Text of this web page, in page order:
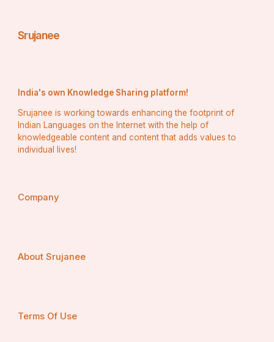
Srujanee
India's own Knowledge Sharing platform!
Srujanee is working towards enhancing the footprint of
Indian Languages on the Internet with the help of
knowledgeable content and content that adds values to
individual lives!
Company
About Srujanee
Terms Of Use